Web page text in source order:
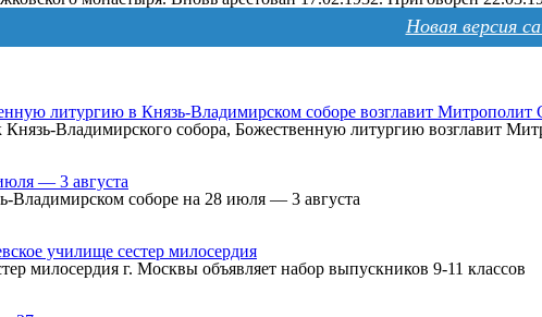
Новая версия
литургию в Князь-Владимирском соборе возглавит Митрополит
Владимирского собора, Божественную литургию возглавит
— 3 августа
Владимирском соборе на 28 июля — 3 августа
училище сестер милосердия
милосердия г. Москвы объявляет набор выпускников 9-11 классов